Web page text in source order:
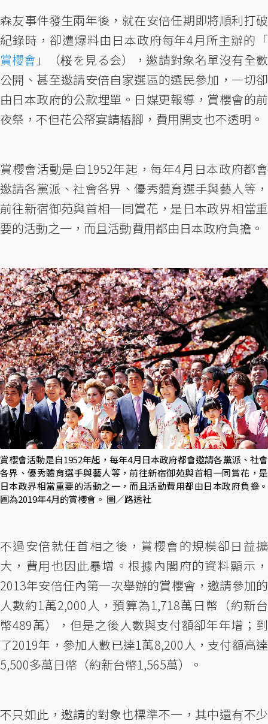
森友事件發生兩年後，就在安倍任期即將順利打破
紀錄時，卻遭爆料由日本政府每年4月所主辦的「
賞櫻會 」（桜を見る会），邀請對象名單沒有全數
公開、甚至邀請安倍自家選區的選民參加，一切卻
由日本政府的公款埋單。日媒更報導，賞櫻會的前
夜祭，不但花公帑宴請樁腳，費用開支也不透明。
賞櫻會活動是自1952年起，每年4月日本政府都會
邀請各黨派、社會各界、優秀體育選手與藝人等，
前往新宿御苑與首相一同賞花，是日本政界相當重
要的活動之一，而且活動費用都由日本政府負擔。
賞櫻會活動是自1952年起，每年4月日本政府都會邀請各黨派、社會
各界、優秀體育選手與藝人等，前往新宿御苑與首相一同賞花，是
日本政界相當重要的活動之一，而且活動費用都由日本政府負擔。
圖為2019年4月的賞櫻會。 圖／路透社
不過安倍就任首相之後，賞櫻會的規模卻日益擴
大，費用也因此暴增。根據內閣府的資料顯示，
2013年安倍任內第一次舉辦的賞櫻會，邀請參加的
人數約1萬2,000人，預算為1,718萬日幣（約新台
幣489萬），但是之後人數與支付額卻年年增；到
了2019年，參加人數已達1萬8,200人，支付額高達
5,500多萬日幣（約新台幣1,565萬）。
不只如此，邀請的對象也標準不一，其中還有不少